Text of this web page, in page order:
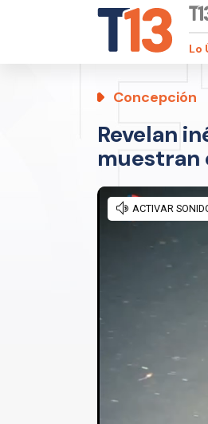
Lo
Concepción
Revelan
muestran